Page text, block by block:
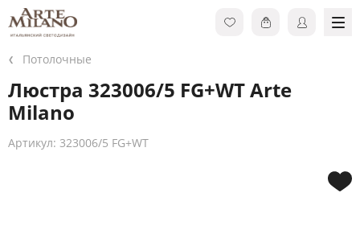
Потолочные
Люстра 323006/5 FG+WT Arte
Milano
Артикул: 323006/5 FG+WT